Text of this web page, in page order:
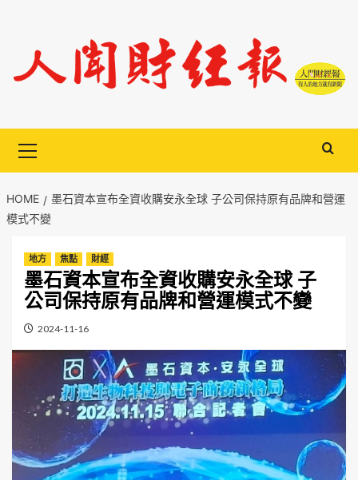
content
Menu
HOME
墨石資本宣布全資收購安永全球 子公司保持原有品牌和營運
模式不變
地方 焦點 財經
墨石資本宣布全資收購安永全球 子
公司保持原有品牌和營運模式不變
2024-11-16